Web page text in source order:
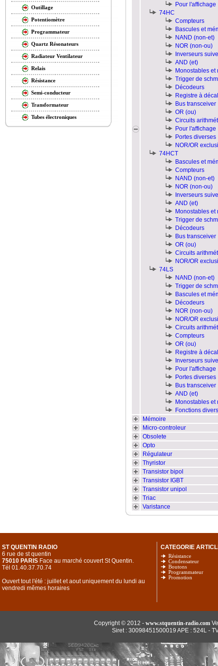
Outillage
Potentiomètre
Programmateur
Quartz Résonateurs
Radiateur Ventilateur
Relais
Résistance
Semi-conducteur
Transformateur
Tubes électroniques
Pour l'affichage
74HC
Compteurs
Bascules et
NAND (non-et)
NOR (non-ou)
Inverseurs
AND (et)
Monostables et
Trigger de
Décodeurs
Registre à
Bus transceiver
OR (ou)
Circuits
Pour l'affichage
Portes diverses
NOR/OR
74HCT
Bascules et
Compteurs
NAND (non-et)
NOR (non-ou)
Inverseurs
AND (et)
Monostables et
Trigger de
Décodeurs
Bus transceiver
OR (ou)
Circuits
NOR/OR
74LS
NAND (non-et)
Trigger de
Bascules et
Décodeurs
NOR (non-ou)
NOR/OR
Circuits
Compteurs
OR (ou)
Registre à
Inverseurs
Pour l'affichage
Portes diverses
Bus transceiver
AND (et)
Monostables et
Fonctions
Mémoire
Micro-controleur
Obsolete
Opto
Régulateur
Thyristor
Transistor bipol
Transistor IGBT
Transistor unipol
Triac
Varistance
ST QUENTIN RADIO
6 rue de st quentin
75010 PARIS Face au marché couvert St Quentin.
Tél 01.40.37.70.74
Ouvert tout l'été : juillet et aout uniquement du lundi au
vendredi mêmes horaires
CATEGORIE
Résistance
Condensateur
Boutons
Programmateur
Promotion
Copyright © 2012 - www.stquentin-radio.com
Siret : 30098451500019 APE : 524L -